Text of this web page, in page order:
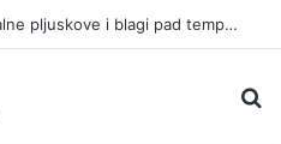
Danas naoblačenje uz lokalne pljuskove i blagi pad temperature